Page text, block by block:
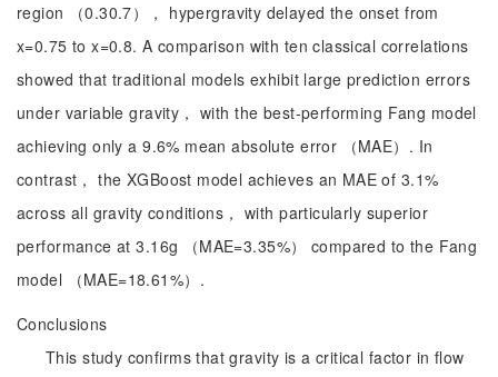
region （0.30.7）， hypergravity delayed the onset from
x=0.75 to x=0.8. A comparison with ten classical correlations
showed that traditional models exhibit large prediction errors
under variable gravity， with the best-performing Fang model
achieving only a 9.6% mean absolute error （MAE）. In
contrast， the XGBoost model achieves an MAE of 3.1%
across all gravity conditions， with particularly superior
performance at 3.16g （MAE=3.35%） compared to the Fang
model （MAE=18.61%）.
Conclusions
This study confirms that gravity is a critical factor in flow